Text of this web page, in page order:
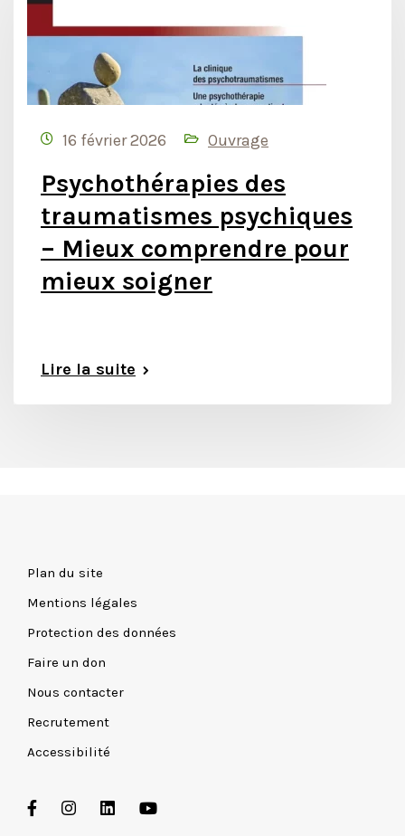
16 février 2026 Ouvrage
Psychothérapies des
traumatismes psychiques
– Mieux comprendre pour
mieux soigner
Lire la suite
Plan du site
Mentions légales
Protection des données
Faire un don
Nous contacter
Recrutement
Accessibilité